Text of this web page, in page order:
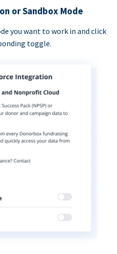
or Sandbox Mode
you want to work in and click
toggle.